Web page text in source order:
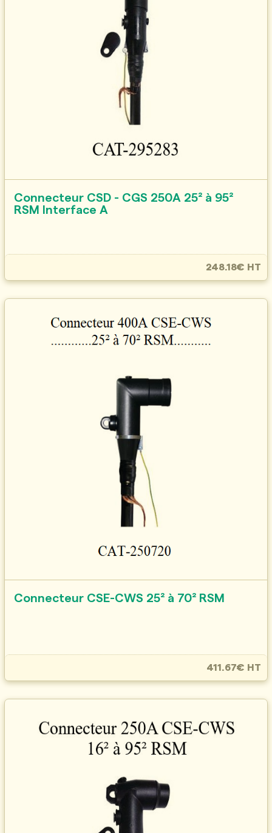
Connecteur CSD - CGS 250A 25² à 95²
RSM Interface A
248.18€ HT
Connecteur CSE-CWS 25² à 70² RSM
411.67€ HT